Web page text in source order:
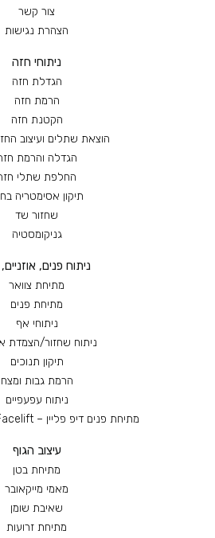
צור קשר
הצהרת נגישות
ניתוחי חזה
הגדלת חזה
הרמת חזה
הקטנת חזה
הוצאת שתלים ועיצוב
הגדלה והרמת
החלפת שתלי
תיקון אסימטריה
שחזור שד
גניקומסטיה
ניתוח פנים,
מתיחת צוואר
מתיחת פנים
ניתוחי אף
ניתוח שחזור/הצמדת
תיקון תנוכים
הרמת גבות ומצח
ניתוח עפעפיים
מתיחת פנים דיפ פליין – Deep Plane Facelift
עיצוב הגוף
מתיחת בטן
מאמי מייקאובר
שאיבת שומן
מתיחת זרועות